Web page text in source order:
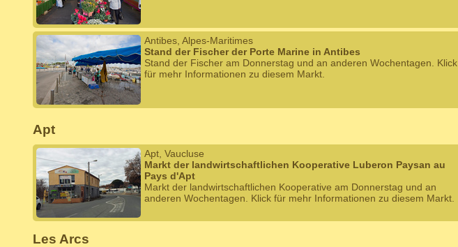
Antibes, Alpes-Maritimes
Stand der Fischer der Porte Marine in Antibes
Stand der Fischer am Donnerstag und an anderen Wochentagen. Klick
für mehr Informationen zu diesem Markt.
Apt
Apt, Vaucluse
Markt der landwirtschaftlichen Kooperative Luberon Paysan au
Pays d'Apt
Markt der landwirtschaftlichen Kooperative am Donnerstag und an
anderen Wochentagen. Klick für mehr Informationen zu diesem Markt.
Les Arcs